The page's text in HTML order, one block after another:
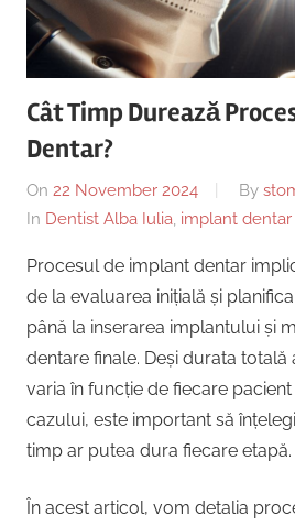
|
Centru
Implantologie
Copii,
Dentist,
Strada
Lăncrănjan
19,
România
+40754463365
Cât Timp Durează
Dentar?
On 22 November 2024 By
In Dentist Alba Iulia implant dentar
Procesul de implant dentar
de la evaluarea inițială și
până la inserarea implantului și
dentare finale. Deși durata
varia în funcție de fiecare
cazului, este important să
timp ar putea dura fiecare etapă.
În acest articol, vom detalia